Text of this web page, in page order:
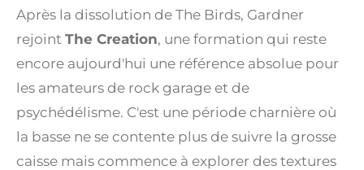
Après la dissolution de The Birds, Gardner
rejoint The Creation, une formation qui reste
encore aujourd'hui une référence absolue pour
les amateurs de rock garage et de
psychédélisme. C'est une période charnière où
la basse ne se contente plus de suivre la grosse
caisse mais commence à explorer des textures